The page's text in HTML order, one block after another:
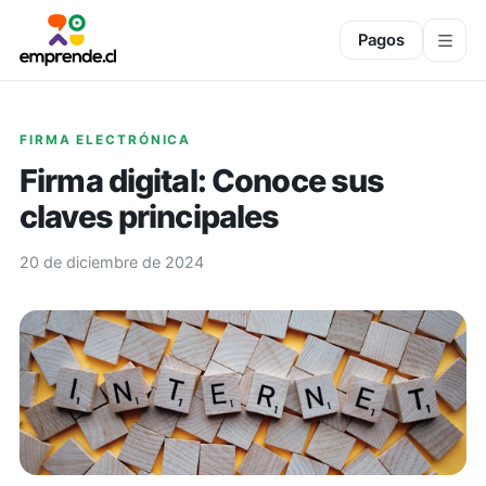
Pagos
FIRMA ELECTRÓNICA
Firma digital: Conoce sus
claves principales
20 de diciembre de 2024